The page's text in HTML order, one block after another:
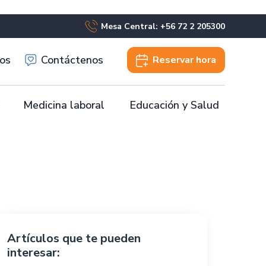
Mesa Central: +56 72 2 205300
Contáctenos Reservar hora
Medicina laboral Educación y Salud
Artículos que te pueden
interesar: